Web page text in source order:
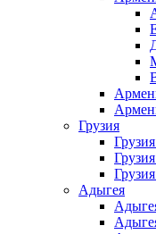
Грузия
Адыгея